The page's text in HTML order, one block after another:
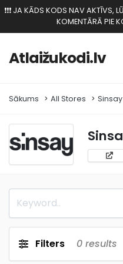
❗️❗️❗️ JA KĀDS KODS NAV
KOMENTĀRĀ PIE
Atlaižukodi.lv
Sākums All Stores Sinsay
Filters 0 results